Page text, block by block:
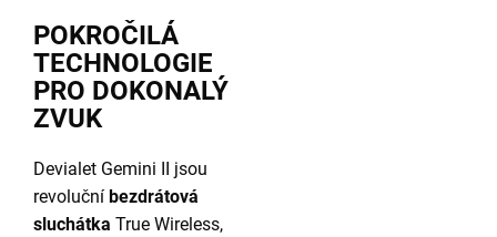
POKROČILÁ
TECHNOLOGIE
PRO DOKONALÝ
ZVUK
Devialet Gemini II jsou
revoluční bezdrátová
sluchátka True Wireless,